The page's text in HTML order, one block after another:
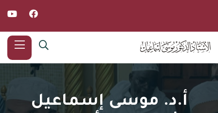
أ.د. موسى إسماعيل